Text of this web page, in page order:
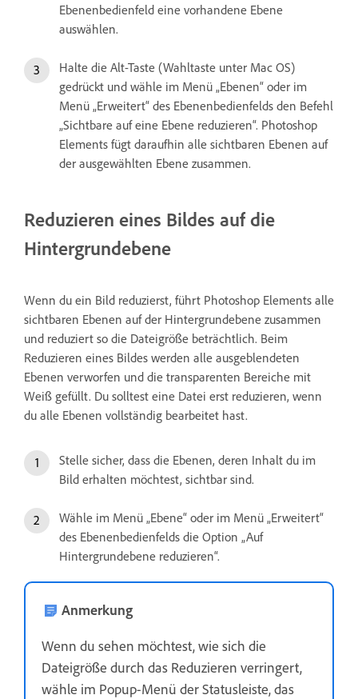
Ebenenbedienfeld eine vorhandene Ebene
auswählen.
Halte die Alt-Taste (Wahltaste unter Mac OS)
gedrückt und wähle im Menü „Ebenen“ oder im
Menü „Erweitert“ des Ebenenbedienfelds den Befehl
„Sichtbare auf eine Ebene reduzieren“. Photoshop
Elements fügt daraufhin alle sichtbaren Ebenen auf
der ausgewählten Ebene zusammen.
Reduzieren eines Bildes auf die
Hintergrundebene
Wenn du ein Bild reduzierst, führt Photoshop Elements alle
sichtbaren Ebenen auf der Hintergrundebene zusammen
und reduziert so die Dateigröße beträchtlich. Beim
Reduzieren eines Bildes werden alle ausgeblendeten
Ebenen verworfen und die transparenten Bereiche mit
Weiß gefüllt. Du solltest eine Datei erst reduzieren, wenn
du alle Ebenen vollständig bearbeitet hast.
Stelle sicher, dass die Ebenen, deren Inhalt du im
Bild erhalten möchtest, sichtbar sind.
Wähle im Menü „Ebene“ oder im Menü „Erweitert“
des Ebenenbedienfelds die Option „Auf
Hintergrundebene reduzieren“.
Anmerkung
Wenn du sehen möchtest, wie sich die
Dateigröße durch das Reduzieren verringert,
wähle im Popup-Menü der Statusleiste, das